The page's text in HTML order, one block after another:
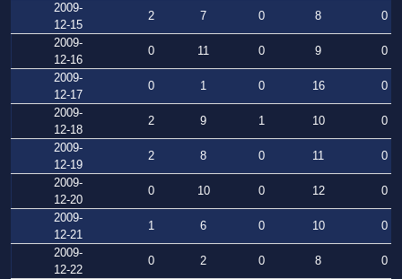
2009-
12-15
2 7 0 8
0
2009-
12-16
0 11 0 9
0
2009-
12-17
0 1 0 16
0
2009-
12-18
2 9 1 10
0
2009-
12-19
2 8 0 11
0
2009-
12-20
0 10 0 12
0
2009-
12-21
1 6 0 10
0
2009-
12-22
0 2 0 8
0